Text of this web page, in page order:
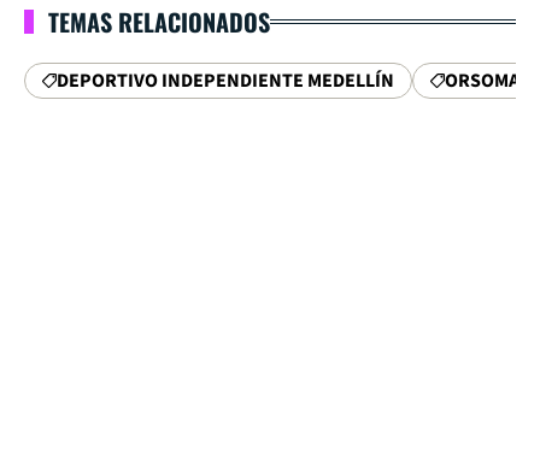
TEMAS RELACIONADOS
DEPORTIVO INDEPENDIENTE MEDELLÍN